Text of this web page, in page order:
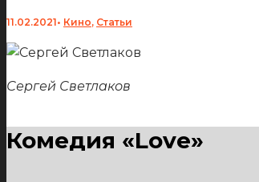
11.02.2021• Кино, Статьи
Сергей Светлаков
Комедия «Love»